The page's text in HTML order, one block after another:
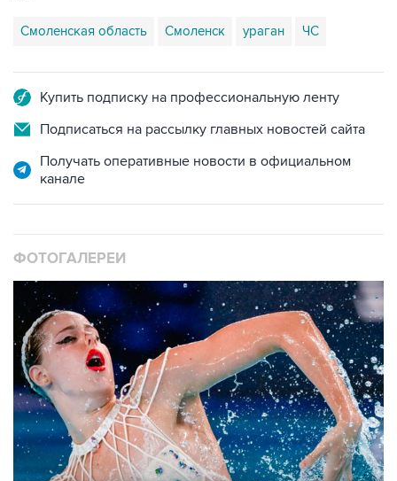
Смоленская область Смоленск ураган ЧС
Купить подписку на профессиональную ленту
Подписаться на рассылку главных новостей сайта
Получать оперативные новости в официальном
канале
ФОТОГАЛЕРЕИ